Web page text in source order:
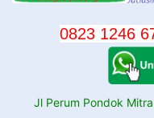
0823 1246
Jl Perum Pondok